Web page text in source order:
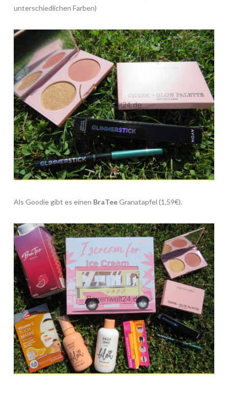
unterschiedlichen Farben)
Als Goodie gibt es einen BraTeeGranatapfel (1,59€).